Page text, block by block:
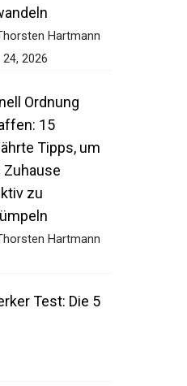
Hartmann
2026
Ordnung
15
Tipps, um
Zuhause
zu
Hartmann
Test: Die 5